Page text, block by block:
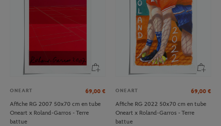
ONEART 69,00 €
Affiche RG 2007 50x70 cm en tube
Oneart x Roland-Garros - Terre
battue
ONEART 69,00 €
Affiche RG 2022 50x70 cm en tube
Oneart x Roland-Garros - Terre
battue